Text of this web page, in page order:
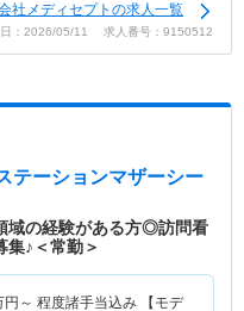
社メディセプトの求人一覧
日：2026/05/11 求人番号：9150512
テーションマザーシー
域の経験がある方◎訪問看
集♪＜常勤＞
円～ 程度諸手当込み 【モデ